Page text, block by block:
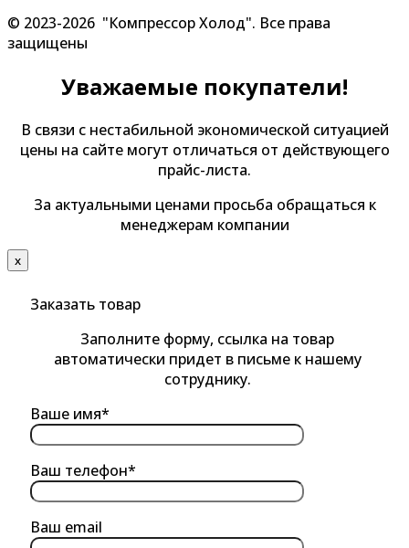
© 2023-2026 "Компрессор Холод". Все права
защищены
Уважаемые покупатели!
В связи с нестабильной экономической ситуацией
цены на сайте могут отличаться от действующего
прайс-листа.
За актуальными ценами просьба обращаться к
менеджерам компании
х
Заказать товар
Заполните форму, ссылка на товар
автоматически придет в письме к нашему
сотруднику.
Ваше имя*
Ваш телефон*
Ваш email